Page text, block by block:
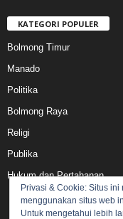
KATEGORI POPULER
Bolmong Timur
Manado
Politika
Bolmong Raya
Religi
Publika
Hukum dan Pertahanan
Privasi & Cookie: Situs
menggunakan situs web
Untuk mengetahui lebih